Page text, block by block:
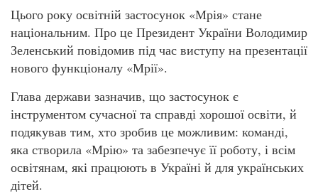
Цього року освітній застосунок «Мрія» стане
національним. Про це Президент України Володимир
Зеленський повідомив під час виступу на презентації
нового функціоналу «Мрії».
Глава держави зазначив, що застосунок є
інструментом сучасної та справді хорошої освіти, й
подякував тим, хто зробив це можливим: команді,
яка створила «Мрію» та забезпечує її роботу, і всім
освітянам, які працюють в Україні й для українських
дітей.